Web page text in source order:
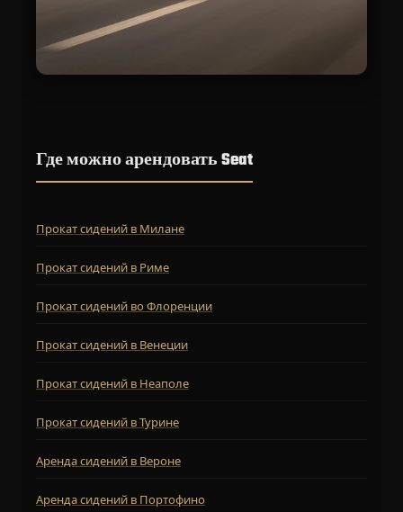
Где можно арендовать Seat
Прокат сидений в Милане
Прокат сидений в Риме
Прокат сидений во Флоренции
Прокат сидений в Венеции
Прокат сидений в Неаполе
Прокат сидений в Турине
Аренда сидений в Вероне
Аренда сидений в Портофино